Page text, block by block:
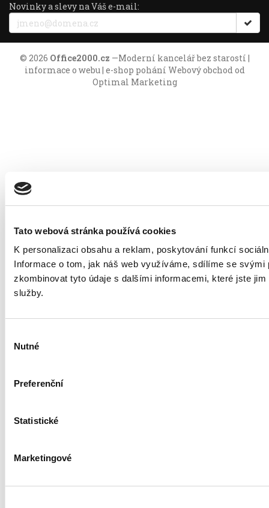
Tato webová stránka používá cookies
K personalizaci obsahu a reklam, poskytování funkcí
Informace o tom, jak náš web využíváme, sdílíme se
zkombinovat tyto údaje s dalšími informacemi, které jste
služby.
souhlasu
Nutné
Preferenční
Statistické
Marketingové
Novinky a slevy na Váš e-mail:
© 2026 Office2000.cz —Moderní kancelář bez starostí |
informace o webu| e-shop pohání Webový obchodod
Optimal Marketing